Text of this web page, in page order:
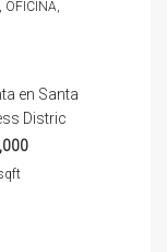
OFICINA,
en Santa
Distric